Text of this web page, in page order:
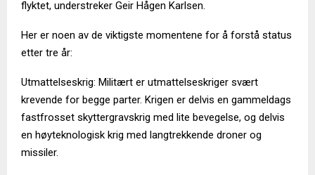
flyktet, understreker Geir Hågen Karlsen.
Her er noen av de viktigste momentene for å forstå status
etter tre år:
Utmattelseskrig: Militært er utmattelseskriger svært
krevende for begge parter. Krigen er delvis en gammeldags
fastfrosset skyttergravskrig med lite bevegelse, og delvis
en høyteknologisk krig med langtrekkende droner og
missiler.